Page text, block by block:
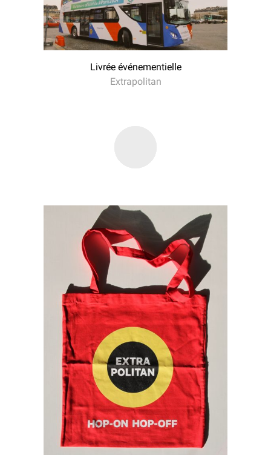
Livrée événementielle
Extrapolitan